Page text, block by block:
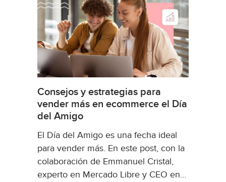
que cada año se...
Consejos y estrategias para
vender más en ecommerce el Día
del Amigo
El Día del Amigo es una fecha ideal
para vender más. En este post, con la
colaboración de Emmanuel Cristal,
experto en Mercado Libre y CEO en